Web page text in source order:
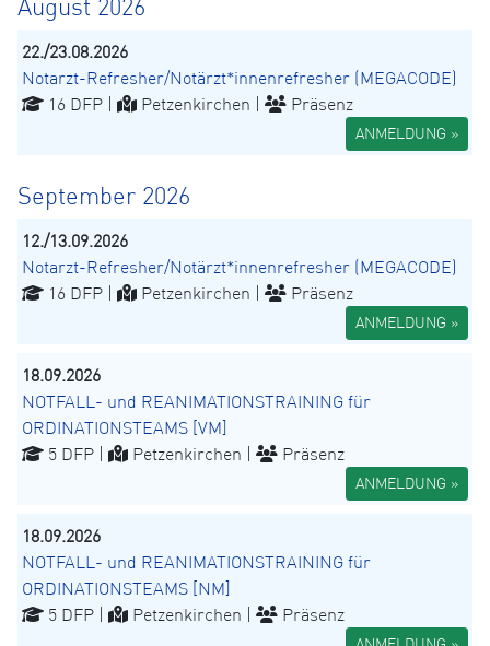
August 2026
22./23.08.2026
Notarzt-Refresher/Notärzt*innenrefresher (MEGACODE)
16 DFP |
Petzenkirchen | Präsenz
ANMELDUNG »
September 2026
12./13.09.2026
Notarzt-Refresher/Notärzt*innenrefresher (MEGACODE)
16 DFP |
Petzenkirchen | Präsenz
ANMELDUNG »
18.09.2026
NOTFALL- und REANIMATIONSTRAINING für
ORDINATIONSTEAMS [VM]
5 DFP |
Petzenkirchen | Präsenz
ANMELDUNG »
18.09.2026
NOTFALL- und REANIMATIONSTRAINING für
ORDINATIONSTEAMS [NM]
5 DFP |
Petzenkirchen | Präsenz